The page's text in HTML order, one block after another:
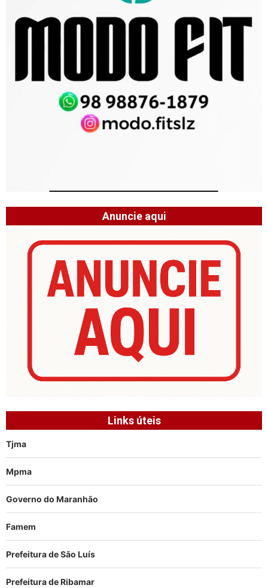
Anuncie aqui
Links úteis
Tjma
Mpma
Governo do Maranhão
Famem
Prefeitura de São Luís
Prefeitura de Ribamar